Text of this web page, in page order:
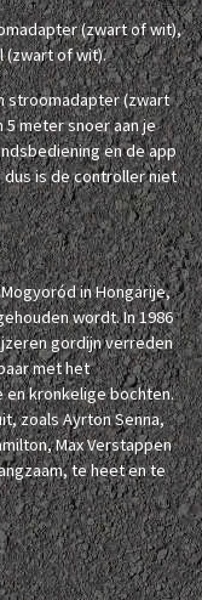
(zwart of wit),
(zwart of wit).
stroomadapter (zwart
5 meter snoer aan je
en de app
is de controller niet
in Hongarije,
wordt. In 1986
gordijn verreden
met het
en kronkelige bochten.
zoals Ayrton Senna,
Max Verstappen
te heet en te